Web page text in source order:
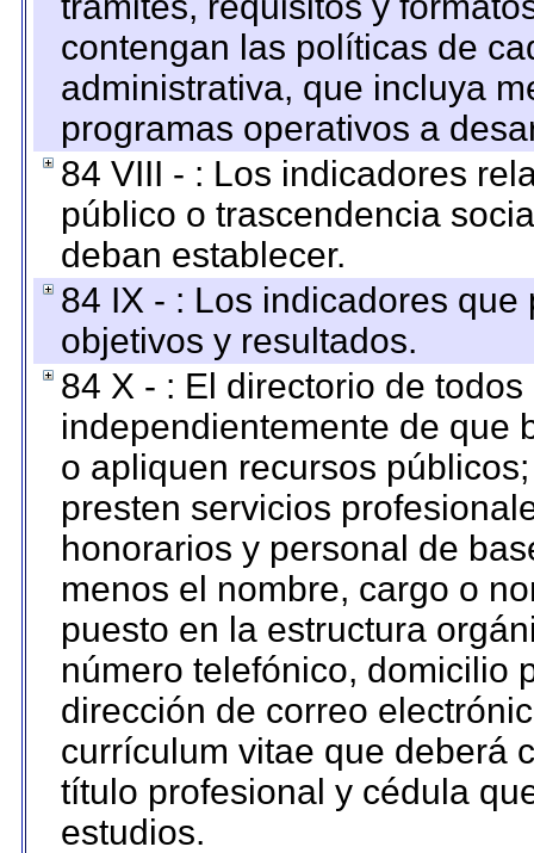
contengan las políticas de
administrativa, que incluya
programas operativos a
84 VIII - : Los indicadores
público o trascendencia
deban establecer.
84 IX - : Los indicadores
objetivos y resultados.
84 X - : El directorio de
independientemente de que
o apliquen recursos
presten servicios
honorarios y personal de
menos el nombre, cargo o
puesto en la estructura
número telefónico, domicilio
dirección de correo
currículum vitae que deberá
título profesional y cédula
estudios.